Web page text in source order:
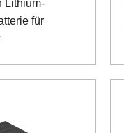
Lithium-
für